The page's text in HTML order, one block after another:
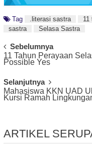
Tag .literasi sastra 11
sastra
Selasa Sastra
Post
Navigation
Sebelumnya
11 Tahun Perayaan
Possible Yes
Selanjutnya
Mahasiswa KKN UAD
Kursi Ramah
ARTIKEL